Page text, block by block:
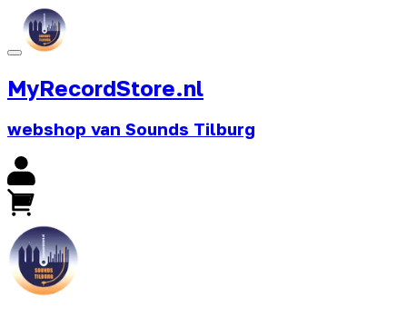
MyRecordStore.nl
webshop van Sounds Tilburg